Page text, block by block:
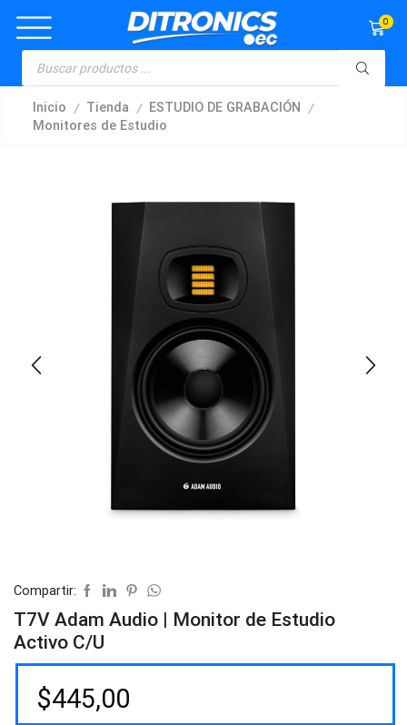
0
Inicio / Tienda / ESTUDIO DE GRABACIÓN /
Monitores de Estudio
Compartir:
T7V Adam Audio | Monitor de Estudio
Activo C/U
$445,00